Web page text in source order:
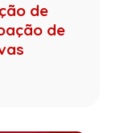
de
de